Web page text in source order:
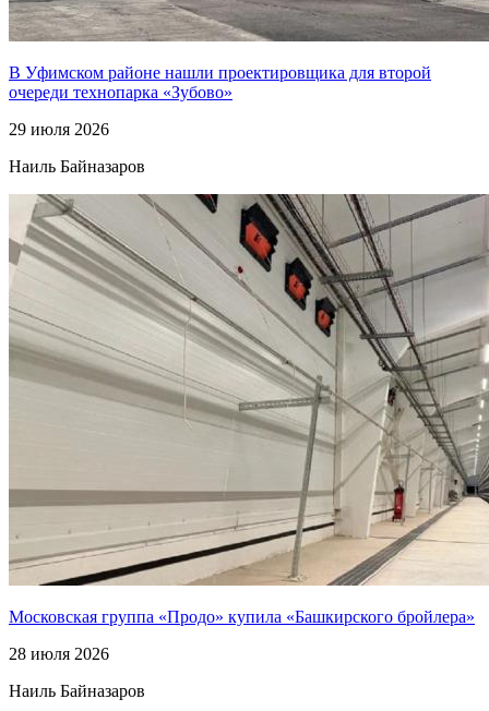
В Уфимском районе нашли проектировщика для второй
очереди технопарка «Зубово»
29 июля 2026
Наиль Байназаров
Московская группа «Продо» купила «Башкирского бройлера»
28 июля 2026
Наиль Байназаров